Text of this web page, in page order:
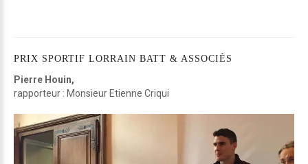
PRIX SPORTIF LORRAIN BATT & ASSOCIÉS
Pierre Houin,
rapporteur : Monsieur Etienne Criqui